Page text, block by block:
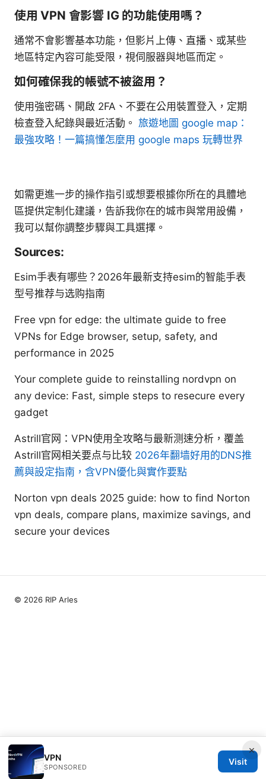
使用 VPN 會影響 IG 的功能使用嗎？
通常不會影響基本功能，但影片上傳、直播、或某些
地區特定內容可能受限，視伺服器與地區而定。
如何確保我的帳號不被盜用？
使用強密碼、開啟 2FA、不要在公用裝置登入，定期
檢查登入紀錄與最近活動。 旅遊地圖 google map：
最強攻略！一篇搞懂怎麼用 google maps 玩轉世界
如需更進一步的操作指引或想要根據你所在的具體地
區提供定制化建議，告訴我你在的城市與常用設備，
我可以幫你調整步驟與工具選擇。
Sources:
Esim手表有哪些？2026年最新支持esim的智能手表
型号推荐与选购指南
Free vpn for edge: the ultimate guide to free
VPNs for Edge browser, setup, safety, and
performance in 2025
Your complete guide to reinstalling nordvpn on
any device: Fast, simple steps to resecure every
gadget
Astrill官网：VPN使用全攻略与最新测速分析，覆盖
Astrill官网相关要点与比较 2026年翻墙好用的DNS推
薦與設定指南，含VPN優化與實作要點
Norton vpn deals 2025 guide: how to find Norton
vpn deals, compare plans, maximize savings, and
secure your devices
×
VPN
SPONSORED
Visit
© 2026 RIP Arles